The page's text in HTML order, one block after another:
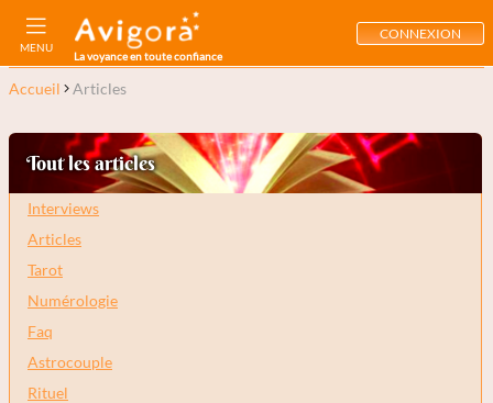
MENU
La voyance en toute confiance
CONNEXION
Accueil Articles
Tout les articles
Interviews
Articles
Tarot
Numérologie
Faq
Astrocouple
Rituel